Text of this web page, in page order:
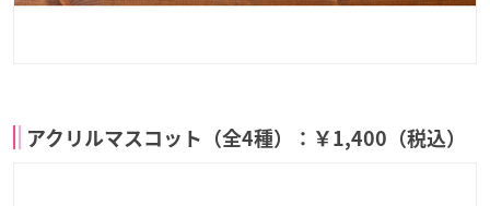
アクリルマスコット（全4種）：￥1,400（税込）